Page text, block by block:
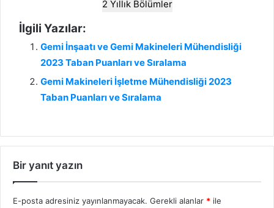
2 Yıllık Bölümler
İlgili Yazılar:
Gemi İnşaatı ve Gemi Makineleri Mühendisliği
2023 Taban Puanları ve Sıralama
Gemi Makineleri İşletme Mühendisliği 2023
Taban Puanları ve Sıralama
Bir yanıt yazın
E-posta adresiniz yayınlanmayacak. Gerekli alanlar * ile